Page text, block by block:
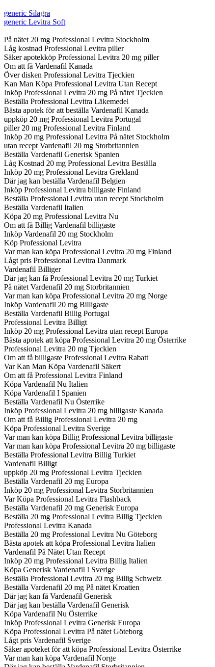
generic Silagra
generic Levitra Soft
På nätet 20 mg Professional Levitra Stockholm
Låg kostnad Professional Levitra piller
Säker apotekköp Professional Levitra 20 mg piller
Om att få Vardenafil Kanada
Över disken Professional Levitra Tjeckien
Kan Man Köpa Professional Levitra Utan Recept
Inköp Professional Levitra 20 mg På nätet Tjeckien
Beställa Professional Levitra Läkemedel
Bästa apotek för att beställa Vardenafil Kanada
uppköp 20 mg Professional Levitra Portugal
piller 20 mg Professional Levitra Finland
Inköp 20 mg Professional Levitra På nätet Stockholm
utan recept Vardenafil 20 mg Storbritannien
Beställa Vardenafil Generisk Spanien
Låg Kostnad 20 mg Professional Levitra Beställa
Inköp 20 mg Professional Levitra Grekland
Där jag kan beställa Vardenafil Belgien
Inköp Professional Levitra billigaste Finland
Beställa Professional Levitra utan recept Stockholm
Beställa Vardenafil Italien
Köpa 20 mg Professional Levitra Nu
Om att få Billig Vardenafil billigaste
Inköp Vardenafil 20 mg Stockholm
Köp Professional Levitra
Var man kan köpa Professional Levitra 20 mg Finland
Lågt pris Professional Levitra Danmark
Vardenafil Billiger
Där jag kan få Professional Levitra 20 mg Turkiet
På nätet Vardenafil 20 mg Storbritannien
Var man kan köpa Professional Levitra 20 mg Norge
Inköp Vardenafil 20 mg Billigaste
Beställa Vardenafil Billig Portugal
Professional Levitra Billigt
Inköp 20 mg Professional Levitra utan recept Europa
Bästa apotek att köpa Professional Levitra 20 mg Österrike
Professional Levitra 20 mg Tjeckien
Om att få billigaste Professional Levitra Rabatt
Var Kan Man Köpa Vardenafil Säkert
Om att få Professional Levitra Finland
Köpa Vardenafil Nu Italien
Köpa Vardenafil I Spanien
Beställa Vardenafil Nu Österrike
Inköp Professional Levitra 20 mg billigaste Kanada
Om att få Billig Professional Levitra 20 mg
Köpa Professional Levitra Sverige
Var man kan köpa Billig Professional Levitra billigaste
Var man kan köpa Professional Levitra 20 mg billigaste
Beställa Professional Levitra Billig Turkiet
Vardenafil Billigt
uppköp 20 mg Professional Levitra Tjeckien
Beställa Vardenafil 20 mg Europa
Inköp 20 mg Professional Levitra Storbritannien
Var Köpa Professional Levitra Flashback
Beställa Vardenafil 20 mg Generisk Europa
Beställa 20 mg Professional Levitra Billig Tjeckien
Professional Levitra Kanada
Beställa 20 mg Professional Levitra Nu Göteborg
Bästa apotek att köpa Professional Levitra Italien
Vardenafil På Nätet Utan Recept
Inköp 20 mg Professional Levitra Billig Italien
Köpa Generisk Vardenafil I Sverige
Beställa Professional Levitra 20 mg Billig Schweiz
Beställa Vardenafil 20 mg På nätet Kroatien
Där jag kan få Vardenafil Generisk
Där jag kan beställa Vardenafil Generisk
Köpa Vardenafil Nu Österrike
Inköp Professional Levitra Generisk Europa
Köpa Professional Levitra På nätet Göteborg
Lågt pris Vardenafil Sverige
Säker apoteket för att köpa Professional Levitra Österrike
Var man kan köpa Vardenafil Norge